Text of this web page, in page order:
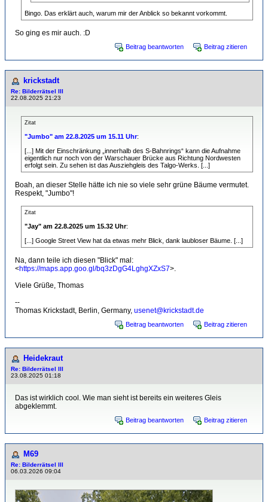
Bingo. Das erklärt auch, warum mir der Anblick so bekannt vorkommt.
So ging es mir auch. :D
Beitrag beantworten Beitrag zitieren
krickstadt
Re: Bilderrätsel III
22.08.2025 21:23
Zitat
"Jumbo" am 22.8.2025 um 15.11 Uhr:
[...] Mit der Einschränkung „innerhalb des S-Bahnrings“ kann die Aufnahme
eigentlich nur noch von der Warschauer Brücke aus Richtung Nordwesten
erfolgt sein. Zu sehen ist das Ausziehgleis des Talgo-Werks. [...]
Boah, an dieser Stelle hätte ich nie so viele sehr grüne Bäume vermutet.
Respekt, "Jumbo"!
Zitat
"Jay" am 22.8.2025 um 15.32 Uhr:
[...] Google Street View hat da etwas mehr Blick, dank laubloser Bäume. [...]
Na, dann teile ich diesen "Blick" mal:
<https://maps.app.goo.gl/bq3zDgG4LghgXZxS7>.
Viele Grüße, Thomas
--
Thomas Krickstadt, Berlin, Germany, usenet@krickstadt.de
Beitrag beantworten Beitrag zitieren
Heidekraut
Re: Bilderrätsel III
23.08.2025 01:18
Das ist wirklich cool. Wie man sieht ist bereits ein weiteres Gleis
abgeklemmt.
Beitrag beantworten Beitrag zitieren
M69
Re: Bilderrätsel III
06.03.2026 09:04